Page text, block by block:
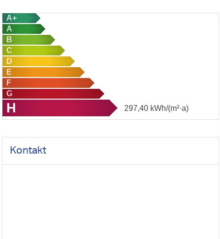
A+
A
B
C
D
E
F
G
H 297,40 kWh/(m²·a)
Kontakt